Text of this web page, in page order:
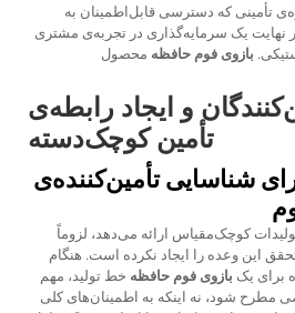
تأمینی که دسترسی قابل‌اطمینان به
نهایت یک سرمایه‌گذاری در تجربه‌ی مشتری
بازوی فوم حافظه محصول
و ایجاد رابطه‌ی
تأمین کوچک‌دسته
شناسایی تأمین‌کننده‌ی
کوچک‌مقیاس ارائه می‌دهد، لزوماً
این وعده را ایجاد نکرده است. هنگام
برای یک بازوی فوم حافظه خط تولید، مهم
مطرح شود، نه اینکه به اطمینان‌های کلی